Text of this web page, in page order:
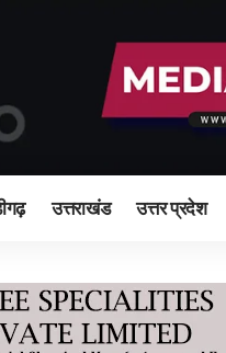
उत्तराखंड उत्तर प्रदेश